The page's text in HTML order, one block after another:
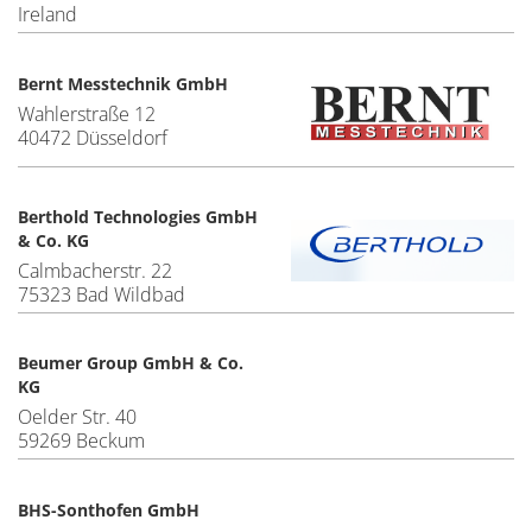
Ireland
Bernt Messtechnik GmbH
Wahlerstraße 12
40472 Düsseldorf
Berthold Technologies GmbH
& Co. KG
Calmbacherstr. 22
75323 Bad Wildbad
Beumer Group GmbH & Co.
KG
Oelder Str. 40
59269 Beckum
BHS-Sonthofen GmbH